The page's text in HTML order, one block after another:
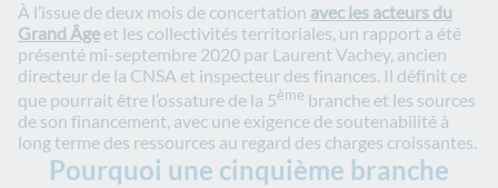
À l’issue de deux mois de concertation avec les acteurs du
Grand Âge et les collectivités territoriales, un rapport a été
présenté mi-septembre 2020 par Laurent Vachey, ancien
directeur de la CNSA et inspecteur des finances. Il définit ce
que pourrait être l’ossature de la 5ème branche et les sources
de son financement, avec une exigence de soutenabilité à
long terme des ressources au regard des charges croissantes.
Pourquoi une cinquième branche